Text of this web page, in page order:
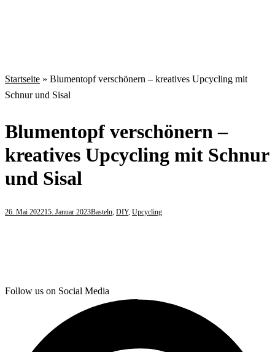
Startseite » Blumentopf verschönern – kreatives Upcycling mit
Schnur und Sisal
Blumentopf verschönern –
kreatives Upcycling mit Schnur
und Sisal
26. Mai 202215. Januar 2023Basteln, DIY, Upcycling
Follow us on Social Media